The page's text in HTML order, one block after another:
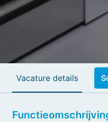
Vacature details